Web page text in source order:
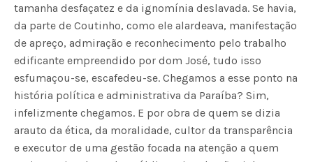
tamanha desfaçatez e da ignomínia deslavada. Se havia,
da parte de Coutinho, como ele alardeava, manifestação
de apreço, admiração e reconhecimento pelo trabalho
edificante empreendido por dom José, tudo isso
esfumaçou-se, escafedeu-se. Chegamos a esse ponto na
história política e administrativa da Paraíba? Sim,
infelizmente chegamos. E por obra de quem se dizia
arauto da ética, da moralidade, cultor da transparência
e executor de uma gestão focada na atenção a quem